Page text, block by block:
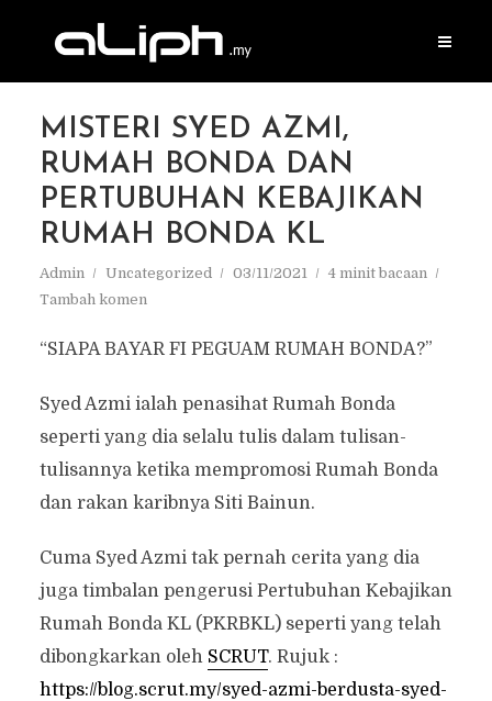
MISTERI SYED AZMI,
RUMAH BONDA DAN
PERTUBUHAN KEBAJIKAN
RUMAH BONDA KL
Admin Uncategorized 03/11/2021
4 minit bacaan
Tambah komen
“SIAPA BAYAR FI PEGUAM RUMAH BONDA?”
Syed Azmi ialah penasihat Rumah Bonda
seperti yang dia selalu tulis dalam tulisan-
tulisannya ketika mempromosi Rumah Bonda
dan rakan karibnya Siti Bainun.
Cuma Syed Azmi tak pernah cerita yang dia
juga timbalan pengerusi Pertubuhan Kebajikan
Rumah Bonda KL (PKRBKL) seperti yang telah
dibongkarkan oleh SCRUT. Rujuk :
https://blog.scrut.my/syed-azmi-berdusta-syed-